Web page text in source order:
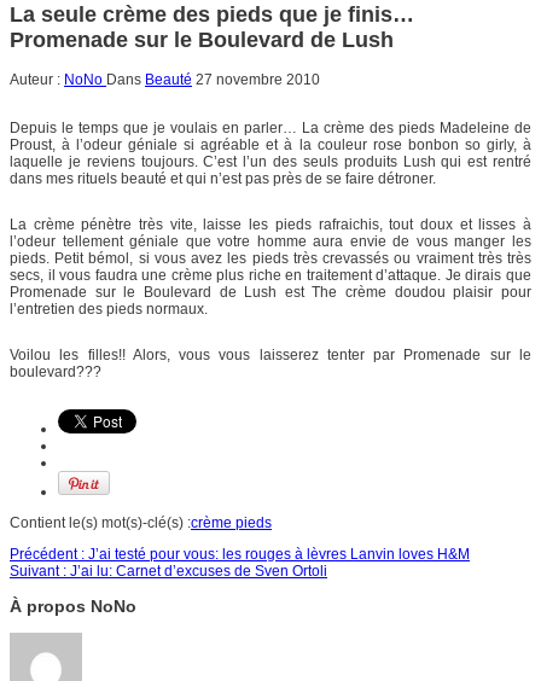
La seule crème des pieds que je finis…
Promenade sur le Boulevard de Lush
Auteur : NoNo Dans Beauté 27 novembre 2010
Depuis le temps que je voulais en parler… La crème des pieds Madeleine de
Proust, à l’odeur géniale si agréable et à la couleur rose bonbon so girly, à
laquelle je reviens toujours. C’est l’un des seuls produits Lush qui est rentré
dans mes rituels beauté et qui n’est pas près de se faire détroner.
La crème pénètre très vite, laisse les pieds rafraichis, tout doux et lisses à
l’odeur tellement géniale que votre homme aura envie de vous manger les
pieds. Petit bémol, si vous avez les pieds très crevassés ou vraiment très très
secs, il vous faudra une crème plus riche en traitement d’attaque. Je dirais que
Promenade sur le Boulevard de Lush est The crème doudou plaisir pour
l’entretien des pieds normaux.
Voilou les filles!! Alors, vous vous laisserez tenter par Promenade sur le
boulevard???
Contient le(s) mot(s)-clé(s) :crème pieds
Précédent : J’ai testé pour vous: les rouges à lèvres Lanvin loves H&M
Suivant : J’ai lu: Carnet d’excuses de Sven Ortoli
À propos NoNo